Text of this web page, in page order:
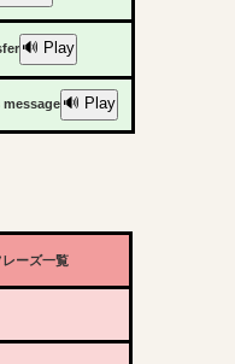
🔊 Play
🔊 Play
ーズ一覧